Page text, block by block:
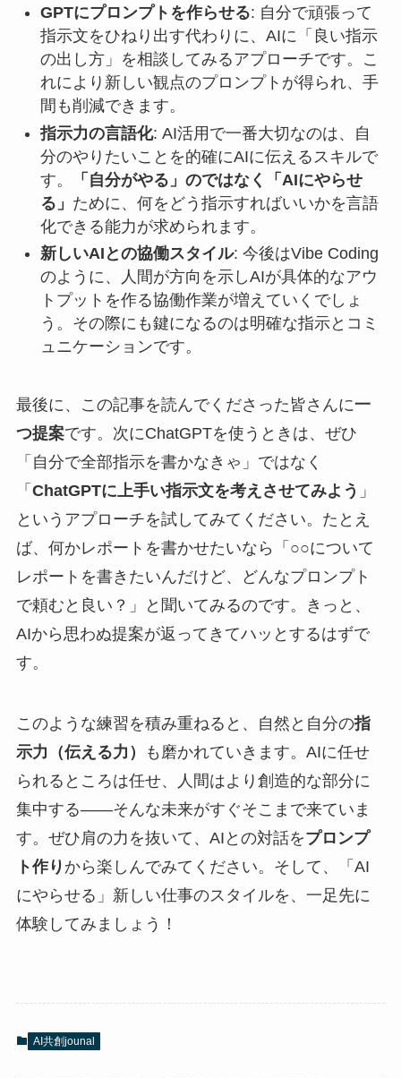
GPTにプロンプトを作らせる: 自分で頑張って
指示文をひねり出す代わりに、AIに「良い指示
の出し方」を相談してみるアプローチです。こ
れにより新しい観点のプロンプトが得られ、手
間も削減できます。
指示力の言語化: AI活用で一番大切なのは、自
分のやりたいことを的確にAIに伝えるスキルで
す。
「自分がやる」のではなく「AIにやらせ
る」 ために、何をどう指示すればいいかを言語
化できる能力が求められます。
新しいAIとの協働スタイル: 今後はVibe Coding
のように、人間が方向を示しAIが具体的なアウ
トプットを作る協働作業が増えていくでしょ
う。その際にも鍵になるのは明確な指示とコミ
ュニケーションです。
最後に、この記事を読んでくださった皆さんに一
つ提案です。次にChatGPTを使うときは、ぜひ
「自分で全部指示を書かなきゃ」ではなく
「 ChatGPTに上手い指示文を考えさせてみよう 」
というアプローチを試してみてください。たとえ
ば、何かレポートを書かせたいなら「○○について
レポートを書きたいんだけど、どんなプロンプト
で頼むと良い？」と聞いてみるのです。きっと、
AIから思わぬ提案が返ってきてハッとするはずで
す。
このような練習を積み重ねると、自然と自分の指
示力（伝える力）
も磨かれていきます。AIに任せ
られるところは任せ、人間はより創造的な部分に
集中する――そんな未来がすぐそこまで来ていま
す。ぜひ肩の力を抜いて、AIとの対話をプロンプ
ト作り から楽しんでみてください。そして、「AI
にやらせる」新しい仕事のスタイルを、一足先に
体験してみましょう！
AI共創jounal